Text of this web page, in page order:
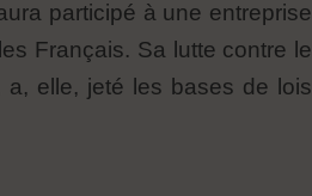
participé à une entreprise
Français. Sa lutte contre le
a, elle, jeté les bases de lois